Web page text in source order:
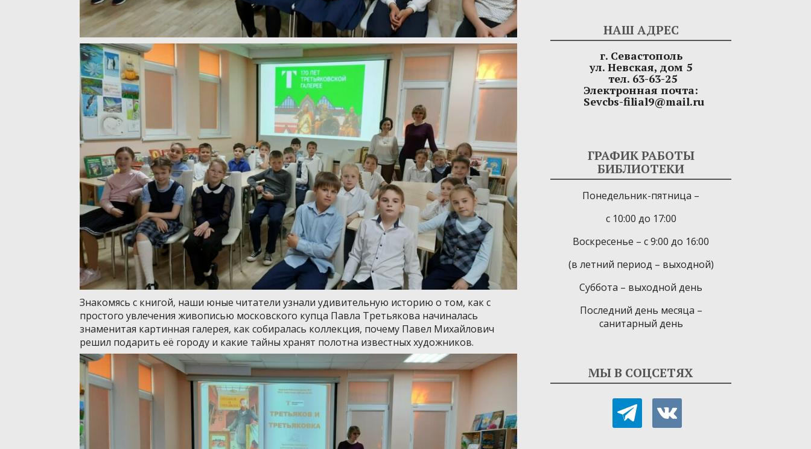
Знакомясь с книгой, наши юные читатели узнали удивительную историю о том, как с
простого увлечения живописью московского купца Павла Третьякова начиналась
знаменитая картинная галерея, как собиралась коллекция, почему Павел Михайлович
решил подарить её городу и какие тайны хранят полотна известных художников.
НАШ АДРЕС
г. Севастополь
ул. Невская, дом 5
тел. 63-63-25
Электронная почта:
Sevcbs-filial9@mail.ru
ГРАФИК РАБОТЫ
БИБЛИОТЕКИ
Понедельник-пятница –
с 10:00 до 17:00
Воскресенье – с 9:00 до 16:00
(в летний период – выходной)
Суббота – выходной день
Последний день месяца –
санитарный день
МЫ В СОЦСЕТЯХ
telegram vkontakte